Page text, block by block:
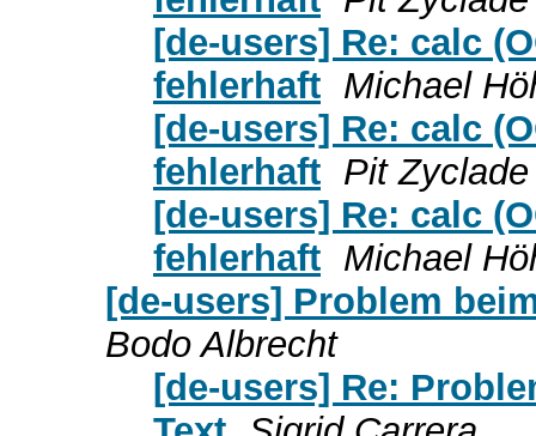
[de-users] Re: calc
fehlerhaft Michael
[de-users] Re: calc
fehlerhaft Pit Zyclade
[de-users] Re: calc
fehlerhaft Michael
[de-users] Problem
Bodo Albrecht
[de-users] Re: